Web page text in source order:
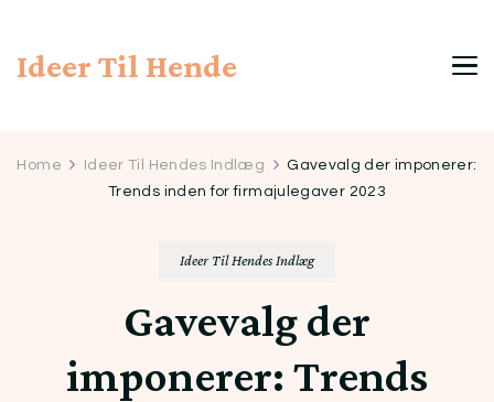
Ideer Til Hende
Home Ideer Til Hendes Indlæg
Gavevalg der imponerer:
Trends inden for firmajulegaver 2023
Ideer Til Hendes Indlæg
Gavevalg der
imponerer: Trends